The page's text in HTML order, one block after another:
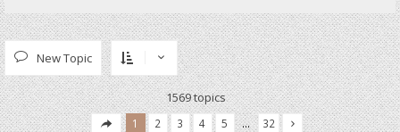
New Topic
1569 topics
1 2 3 4 5 … 32